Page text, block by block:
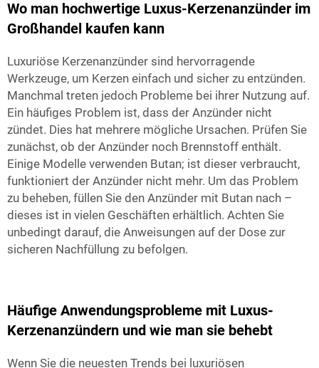
Wo man hochwertige Luxus-Kerzenanzünder im
Großhandel kaufen kann
Luxuriöse Kerzenanzünder sind hervorragende
Werkzeuge, um Kerzen einfach und sicher zu entzünden.
Manchmal treten jedoch Probleme bei ihrer Nutzung auf.
Ein häufiges Problem ist, dass der Anzünder nicht
zündet. Dies hat mehrere mögliche Ursachen. Prüfen Sie
zunächst, ob der Anzünder noch Brennstoff enthält.
Einige Modelle verwenden Butan; ist dieser verbraucht,
funktioniert der Anzünder nicht mehr. Um das Problem
zu beheben, füllen Sie den Anzünder mit Butan nach –
dieses ist in vielen Geschäften erhältlich. Achten Sie
unbedingt darauf, die Anweisungen auf der Dose zur
sicheren Nachfüllung zu befolgen.
Häufige Anwendungsprobleme mit Luxus-
Kerzenanzündern und wie man sie behebt
Wenn Sie die neuesten Trends bei luxuriösen